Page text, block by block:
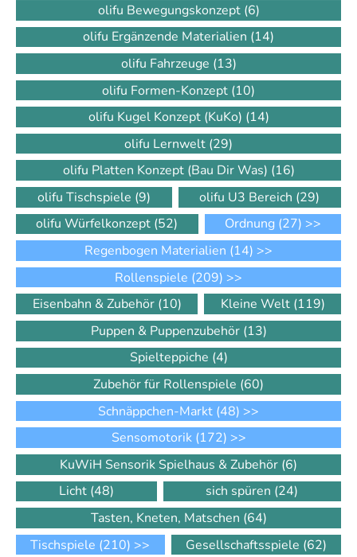
olifu Bewegungskonzept (6)
olifu Ergänzende Materialien (14)
olifu Fahrzeuge (13)
olifu Formen-Konzept (10)
olifu Kugel Konzept (KuKo) (14)
olifu Lernwelt (29)
olifu Platten Konzept (Bau Dir Was) (16)
olifu Tischspiele (9) olifu U3 Bereich (29)
olifu Würfelkonzept (52) Ordnung (27) >>
Regenbogen Materialien (14) >>
Rollenspiele (209) >>
Eisenbahn & Zubehör (10) Kleine Welt (119)
Puppen & Puppenzubehör (13)
Spielteppiche (4)
Zubehör für Rollenspiele (60)
Schnäppchen-Markt (48) >>
Sensomotorik (172) >>
KuWiH Sensorik Spielhaus & Zubehör (6)
Licht (48) sich spüren (24)
Tasten, Kneten, Matschen (64)
Tischspiele (210) >> Gesellschaftsspiele (62)